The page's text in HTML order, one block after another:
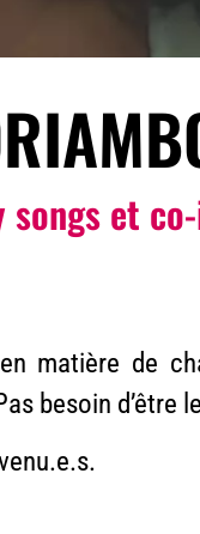
songs et
matière de
besoin d’être